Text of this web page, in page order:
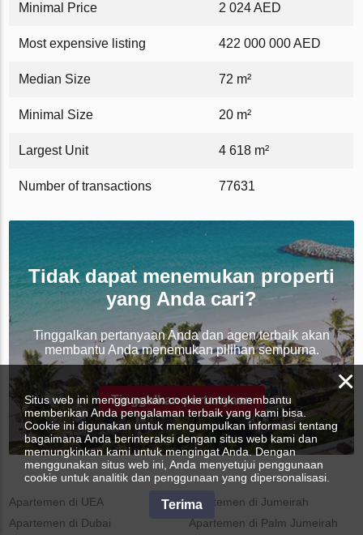
Minimal Price 2 024 AED
Most expensive listing 422 000 000 AED
Median Size 72 m²
Minimal Size 20 m²
Largest Unit 4 618 m²
Number of transactions 77631
Tidak dapat menemukan properti
yang Anda cari?
Tinggalkan pertanyaan Anda dan agen terbaik akan
membantu Anda menemukan pilihan sempurna.
Tinggalkan pertanyaan
Apartemen di UEA
Apartemen di Dubai
Apartemen di Jumeirah
Apartemen di Palm Jumeirah
×
Situs web ini menggunakan cookie untuk membantu
memberikan Anda pengalaman terbaik yang kami bisa.
Cookie ini digunakan untuk mengumpulkan informasi tentang
bagaimana Anda berinteraksi dengan situs web kami dan
memungkinkan kami untuk mengingat Anda. Dengan
menggunakan situs web ini, Anda menyetujui penggunaan
cookie untuk analitik dan penggunaan yang dipersonalisasi.
Terima